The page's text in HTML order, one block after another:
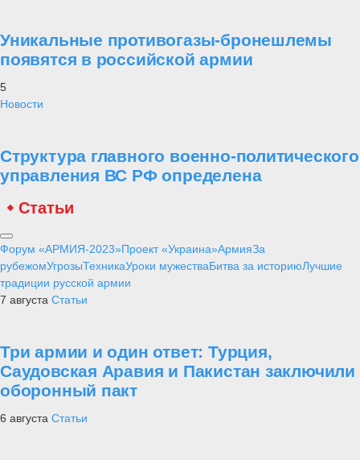
Уникальные противогазы-бронешлемы
появятся в российской армии
5
Новости
Структура главного военно-политического
управления ВС РФ определена
Статьи
Форум «АРМИЯ-2023»Проект «Украина»АрмияЗа
рубежомУгрозыТехникаУроки мужестваБитва за историюЛучшие
традиции русской армии
7 августа Статьи
Три армии и один ответ: Турция,
Саудовская Аравия и Пакистан заключили
оборонный пакт
6 августа Статьи